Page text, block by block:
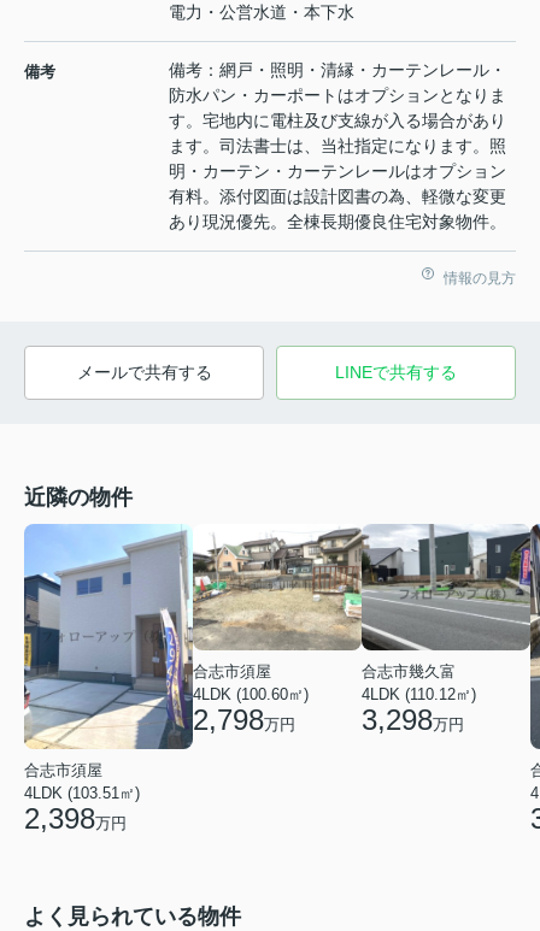
電力・公営水道・本下水
備考
備考：網戸・照明・清縁・カーテンレール・
防水パン・カーポートはオプションとなりま
す。宅地内に電柱及び支線が入る場合があり
ます。司法書士は、当社指定になります。照
明・カーテン・カーテンレールはオプション
有料。添付図面は設計図書の為、軽微な変更
あり現況優先。全棟長期優良住宅対象物件。
情報の見方
メールで共有する LINEで共有する
近隣の物件
合志市須屋
4LDK (103.51㎡)
2,398万円
合志市須屋
4LDK (100.60㎡)
2,798万円
合志市幾久富
4LDK (110.12㎡)
3,298万円
よく見られている物件